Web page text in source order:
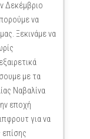
Δεκέμβριο
να
Ξεκινάμε να
με τα
Ναβαλίνα
εποχή
για να